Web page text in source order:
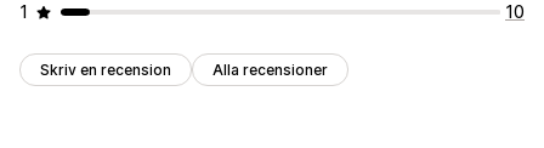
1
10
Skriv en recension Alla recensioner